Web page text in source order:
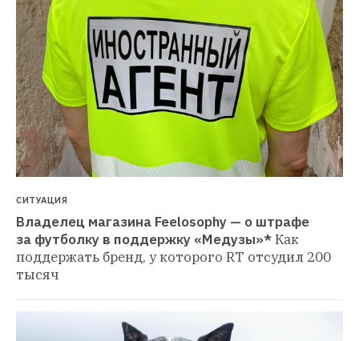
СИТУАЦИЯ
Владелец магазина Feelosophy — о штрафе
за футболку в поддержку «Медузы»*Как
поддержать бренд, у которого RT отсудил 200
тысяч